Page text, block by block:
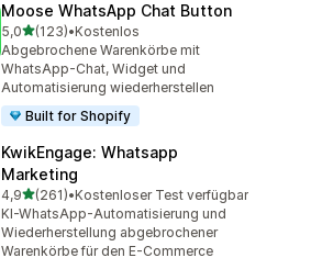
Moose WhatsApp Chat Button
5,0von 5 Sternen
(123)
123 Rezensionen insgesamt
•Kostenlos
Abgebrochene Warenkörbe mit
WhatsApp-Chat, Widget und
Automatisierung wiederherstellen
Built for Shopify
KwikEngage: Whatsapp
Marketing
4,9von 5 Sternen
(261)
261 Rezensionen insgesamt
•Kostenloser Test verfügbar
KI-WhatsApp-Automatisierung und
Wiederherstellung abgebrochener
Warenkörbe für den E-Commerce